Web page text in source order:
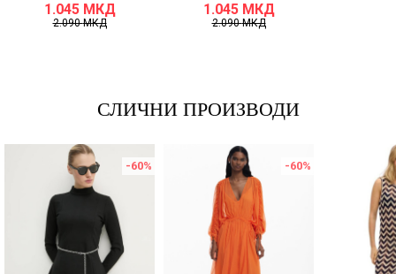
1.045 МКД
2.090МКД
1.045 МКД
2.090МКД
СЛИЧНИ ПРОИЗВОДИ
-60% -60%